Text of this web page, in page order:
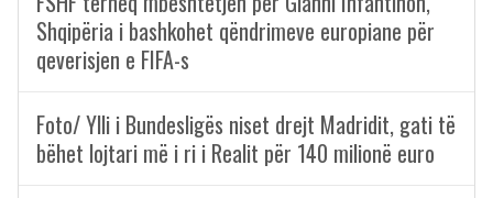
Shqipëria i bashkohet qëndrimeve europiane për
qeverisjen e FIFA-s
Foto/ Ylli i Bundesligës niset drejt Madridit, gati të
bëhet lojtari më i ri i Realit për 140 milionë euro